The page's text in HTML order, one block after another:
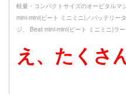
軽量・コンパクトサイズのオービタル
mini-mini(ビート ミニミニ)／バッテリー
ジ、 Beat mini-mini(ビート ミニミニ)ラ
え、たくさ